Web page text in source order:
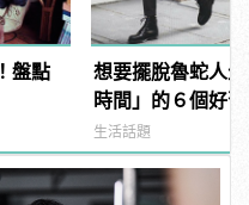
盤點
想要擺脫魯蛇人
時間」的６個好
生活話題